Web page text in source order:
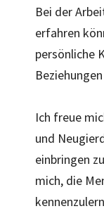
Bei der
erfahren
persönliche
Ich freue
und
einbringen
mich, die